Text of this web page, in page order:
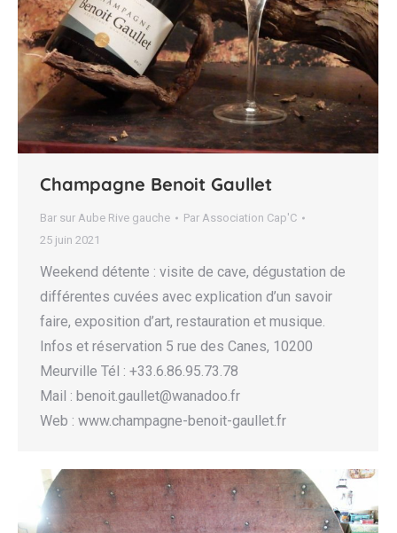
Champagne Benoit Gaullet
Bar sur Aube Rive gauche Par Association Cap'C
25 juin 2021
Weekend détente : visite de cave, dégustation de
différentes cuvées avec explication d’un savoir
faire, exposition d’art, restauration et musique.
Infos et réservation 5 rue des Canes, 10200
Meurville Tél : +33.6.86.95.73.78
Mail : benoit.gaullet@wanadoo.fr
Web : www.champagne-benoit-gaullet.fr